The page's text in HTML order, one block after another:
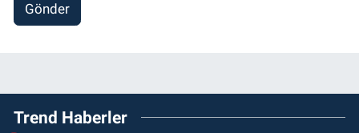
Gönder
Trend Haberler